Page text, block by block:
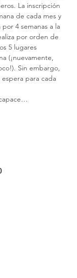
La inscripción
de cada mes y
4 semanas a la
por orden de
5 lugares
(¡nuevamente,
Sin embargo,
para cada